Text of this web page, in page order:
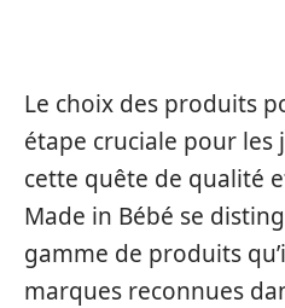
Le choix des produits
étape cruciale pour les
cette quête de qualité
Made in Bébé se
gamme de produits
marques reconnues